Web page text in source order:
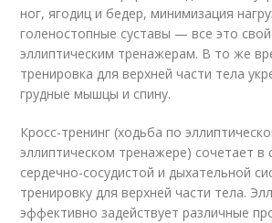
ног, ягодиц и бедер, минимизация
голеностопные суставы — все это
эллиптическим тренажерам. В то же
тренировка для верхней части тела
грудные мышцы и спину.
Кросс-тренинг (ходьба по
эллиптическом тренажере) сочетает в
сердечно-сосудистой и дыхательной
тренировку для верхней части тела.
эффективно задействует различные